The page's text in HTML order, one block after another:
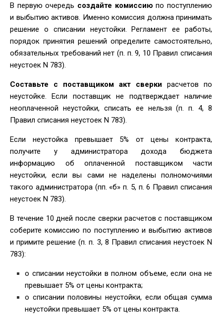
В первую очередь создайте комиссию по поступлению
и выбытию активов. Именно комиссия должна принимать
решение о списании неустойки. Регламент ее работы,
порядок принятия решений определите самостоятельно,
обязательных требований нет (п. п. 9, 10 Правил списания
неустоек N 783).
Составьте с поставщиком акт сверки расчетов по
неустойке. Если поставщик не подтверждает наличие
неоплаченной неустойки, списать ее нельзя (п. п. 4, 8
Правил списания неустоек N 783).
Если неустойка превышает 5% от цены контракта,
получите у администратора дохода бюджета
информацию об оплаченной поставщиком части
неустойки, если вы сами не наделены полномочиями
такого администратора (пп. «б» п. 5, п. 6 Правил списания
неустоек N 783).
В течение 10 дней после сверки расчетов с поставщиком
соберите комиссию по поступлению и выбытию активов
и примите решение (п. п. 3, 8 Правил списания неустоек N
783):
о списании неустойки в полном объеме, если она не
превышает 5% от цены контракта;
о списании половины неустойки, если общая сумма
неустойки превышает 5% от цены контракта.